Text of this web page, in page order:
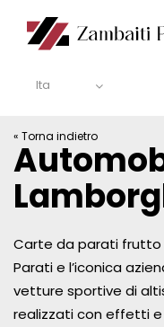
Ita
« Torna indietro
Carte da parati frutto
Parati e l’iconica
vetture sportive di
realizzati con effetti e